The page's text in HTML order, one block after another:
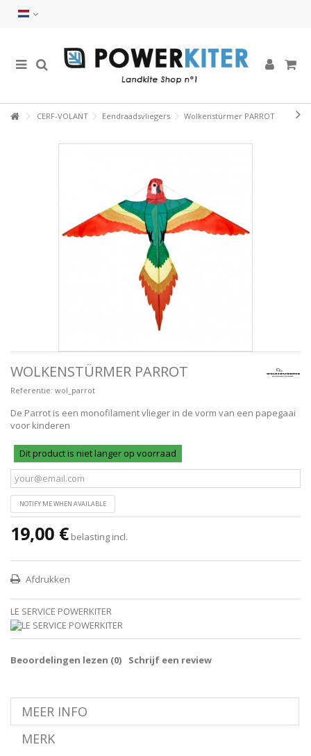
CERF-VOLANT Eendraadsvliegers Wolkenstürmer PARROT
WOLKENSTÜRMER PARROT
Referentie: wol_parrot
De Parrot is een monofilament vlieger in de vorm van een papegaai
voor kinderen
Dit product is niet langer op voorraad
NOTIFY ME WHEN AVAILABLE
19,00 € belasting incl.
Afdrukken
LE SERVICE POWERKITER
Beoordelingen lezen (0) Schrijf een review
MEER INFO
MERK